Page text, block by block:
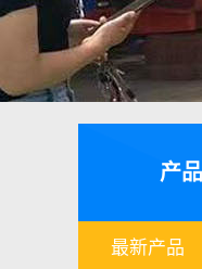
产
最新产品